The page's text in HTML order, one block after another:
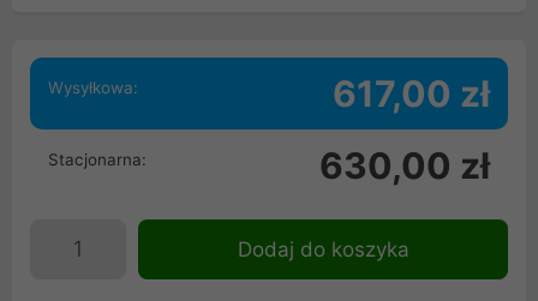
Wysyłkowa: 617,00 zł
Stacjonarna: 630,00 zł
Dodaj do koszyka